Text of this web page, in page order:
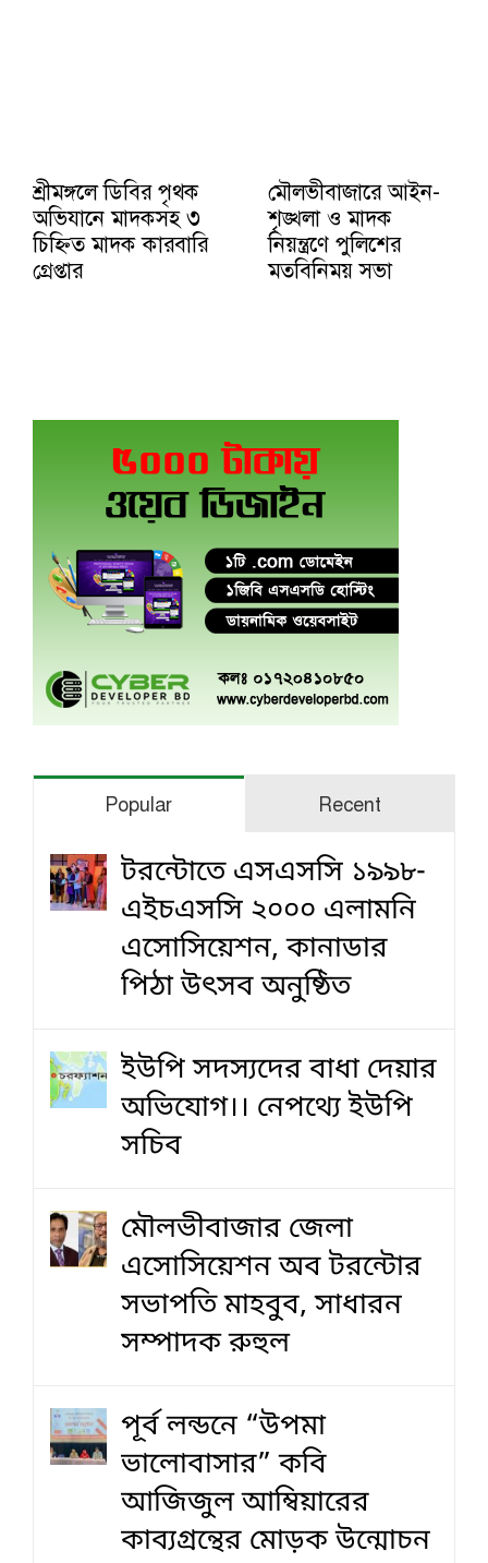
শ্রীমঙ্গলে ডিবির পৃথক
অভিযানে মাদকসহ ৩
চিহ্নিত মাদক কারবারি
গ্রেপ্তার
মৌলভীবাজারে আইন-
শৃঙ্খলা ও মাদক
নিয়ন্ত্রণে পুলিশের
মতবিনিময় সভা
Popular Recent
টরন্টোতে এসএসসি ১৯৯৮-
এইচএসসি ২০০০ এলামনি
এসোসিয়েশন, কানাডার
পিঠা উৎসব অনুষ্ঠিত
ইউপি সদস্যদের বাধা দেয়ার
অভিযোগ।। নেপথ্যে ইউপি
সচিব
মৌলভীবাজার জেলা
এসোসিয়েশন অব টরন্টোর
সভাপতি মাহবুব, সাধারন
সম্পাদক রুহুল
পূর্ব লন্ডনে “উপমা
ভালোবাসার” কবি
আজিজুল আম্বিয়ারের
কাব্যগ্রন্থের মোড়ক উন্মোচন